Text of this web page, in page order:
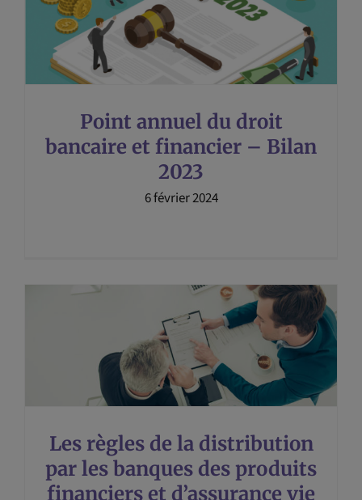
Point annuel du droit
bancaire et financier – Bilan
2023
6 février 2024
Les règles de la distribution
par les banques des produits
financiers et d’assurance vie